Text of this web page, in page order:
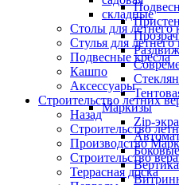
Маркизы
Zip-
Боковые
складные
Столы для летнего
Стулья для летнего
Подвесные кресла
Кашпо
Аксессуары
Строительство летних
Назад
Строительство
Производство
Строительство
Террасная доска